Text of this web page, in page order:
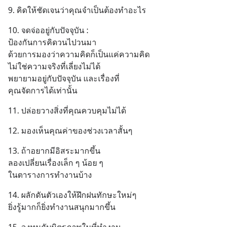
9. คิดให้ชัดเจนว่าคุณจำเป็นต้องทำอะไร
10. จดจ่ออยู่กับปัจจุบัน :
ป้องกันการคิดวนไปวนมา
ด้วยการมองว่าความคิดก็เป็นแค่ความคิด
ไม่ใช่ความจริงที่เลี่ยงไม่ได้
พยายามอยู่กับปัจจุบัน และเรื่องที่
คุณจัดการได้เท่านั้น
11. ปล่อยวางสิ่งที่คุณควบคุมไม่ได้
12. มองเห็นคุณค่าของช่วงเวลาสั้นๆ
13. ถ้าอยากมีอิสระมากขึ้น
ลองเปลี่ยนเรื่องเล็ก ๆ น้อย ๆ
ในตารางการทำงานบ้าง
14. ผลักดันตัวเองให้ฝึกฝนทักษะใหม่ๆ
ยิ่งรู้มากก็ยิ่งทำงานสนุกมากขึ้น